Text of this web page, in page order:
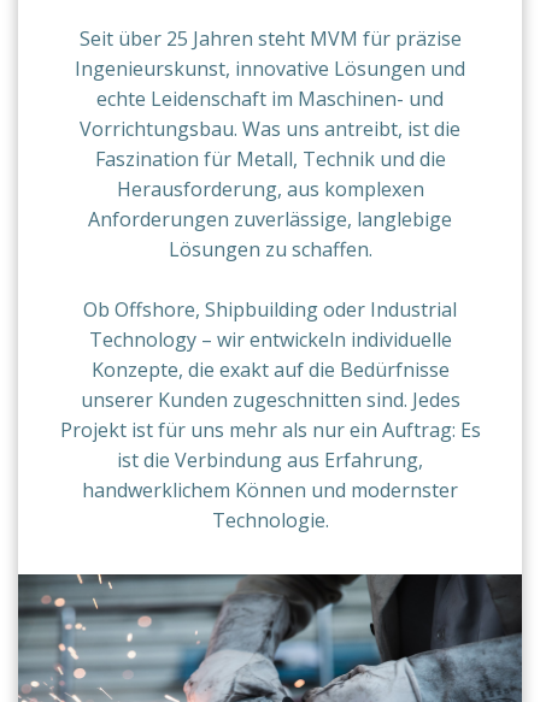
Seit über 25 Jahren steht MVM für präzise
Ingenieurskunst, innovative Lösungen und
echte Leidenschaft im Maschinen- und
Vorrichtungsbau. Was uns antreibt, ist die
Faszination für Metall, Technik und die
Herausforderung, aus komplexen
Anforderungen zuverlässige, langlebige
Lösungen zu schaffen.
Ob Offshore, Shipbuilding oder Industrial
Technology – wir entwickeln individuelle
Konzepte, die exakt auf die Bedürfnisse
unserer Kunden zugeschnitten sind. Jedes
Projekt ist für uns mehr als nur ein Auftrag: Es
ist die Verbindung aus Erfahrung,
handwerklichem Können und modernster
Technologie.